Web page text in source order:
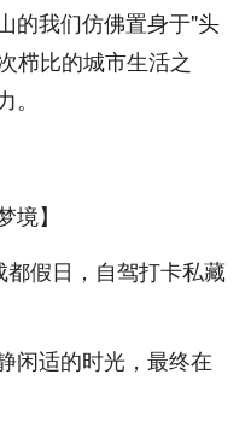
的我们仿佛置身于"头
栉比的城市生活之
境】
闲适的时光，最终在